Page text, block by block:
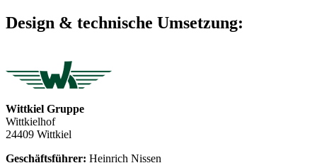
Design & technische Umsetzung:
Wittkiel Gruppe
Wittkielhof
24409 Wittkiel
Geschäftsführer: Heinrich Nissen